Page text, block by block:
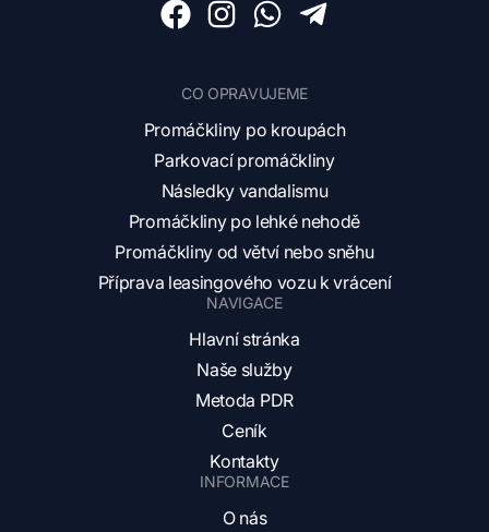
CO OPRAVUJEME
Promáčkliny po kroupách
Parkovací promáčkliny
Následky vandalismu
Promáčkliny po lehké nehodě
Promáčkliny od větví nebo sněhu
Příprava leasingového vozu k vrácení
NAVIGACE
Hlavní stránka
Naše služby
Metoda PDR
Ceník
Kontakty
INFORMACE
O nás